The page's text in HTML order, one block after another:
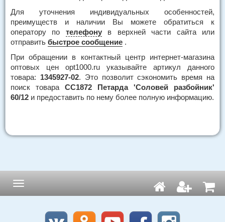
Для уточнения индивидуальных особенностей,
преимуществ и наличии Вы можете обратиться к
оператору по телефонув верхней части сайта или
отправить быстрое сообщение .
При обращении в контактный центр интернет-магазина
оптовых цен opt1000.ru указывайте артикул данного
товара: 1345927-02. Это позволит сэкономить время на
поиск товара СС1872 Петарда 'Соловей разбойник'
60/12 и предоставить по нему более полную информацию.
Навигация